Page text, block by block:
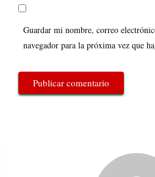
Guardar mi nombre, correo
navegador para la próxima vez que